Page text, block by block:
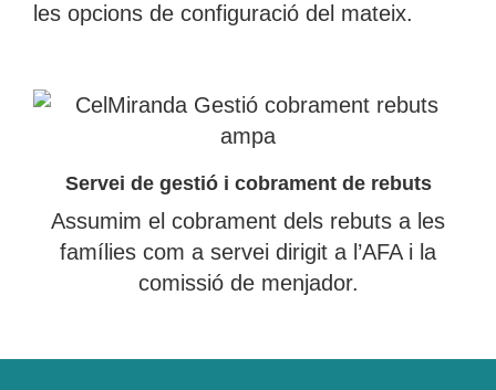
les opcions de configuració del mateix.
Servei de gestió i cobrament de rebuts
Assumim el cobrament dels rebuts a les
famílies com a servei dirigit a l’AFA i la
comissió de menjador.